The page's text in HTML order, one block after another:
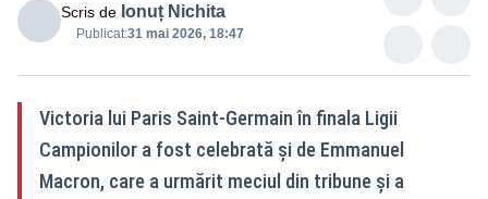
Scris de Ionuț Nichita
Publicat:31 mai 2026, 18:47
Victoria lui Paris Saint-Germain în finala Ligii
Campionilor a fost celebrată și de Emmanuel
Macron, care a urmărit meciul din tribune și a